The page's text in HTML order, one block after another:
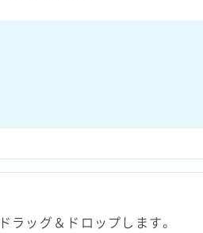
ラッグ＆ドロップします。